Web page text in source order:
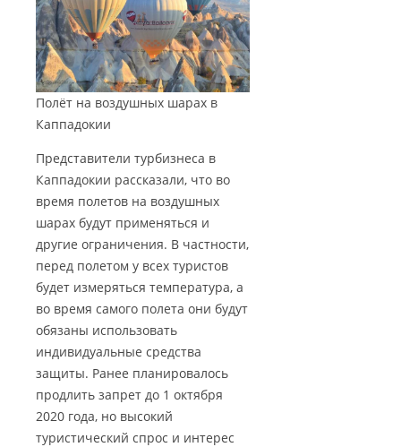
Полёт на воздушных шарах в
Каппадокии
Представители турбизнеса в
Каппадокии рассказали, что во
время полетов на воздушных
шарах будут применяться и
другие ограничения. В частности,
перед полетом у всех туристов
будет измеряться температура, а
во время самого полета они будут
обязаны использовать
индивидуальные средства
защиты. Ранее планировалось
продлить запрет до 1 октября
2020 года, но высокий
туристический спрос и интерес